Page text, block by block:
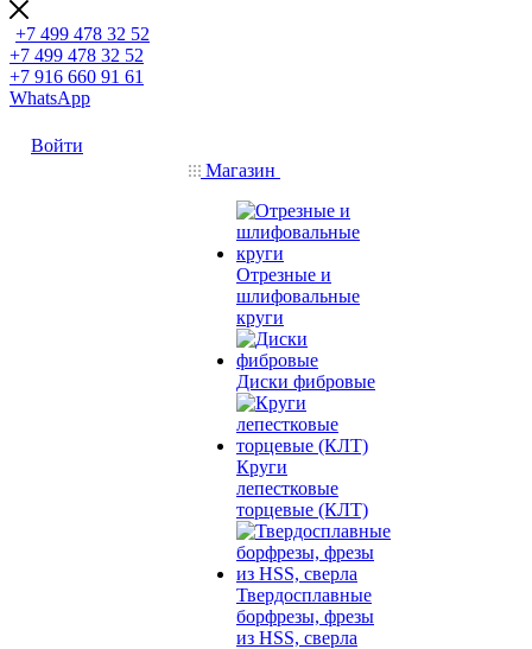
+7 499 478 32 52
+7 499 478 32 52
+7 916 660 91 61
WhatsApp
Войти
Магазин
Отрезные и
шлифовальные
круги
Диски фибровые
Круги
лепестковые
торцевые (КЛТ)
Твердосплавные
борфрезы, фрезы
из HSS, сверла